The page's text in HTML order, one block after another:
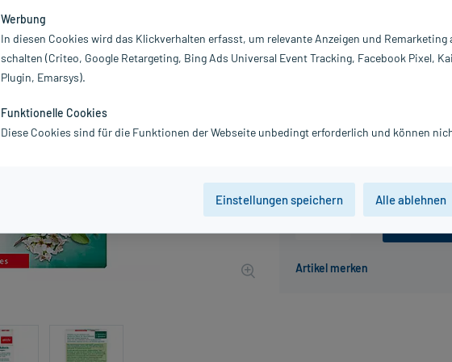
4,25 € UVP 4,95 €
PZN:
Hersteller:
Werbung
In diesen Cookies wird das Klickverhalten erfasst, um relevante Anzeigen und Remarketing
schalten (Criteo, Google Retargeting, Bing Ads Universal Event Tracking, Facebook Pixel,
Plugin, Emarsys).
Funktionelle Cookies
Diese Cookies sind für die Funktionen der Webseite unbedingt erforderlich und können
Einstellungen speichern Alle ablehnen